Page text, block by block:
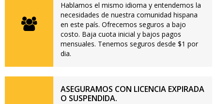
Hablamos el mismo idioma y entendemos la
necesidades de nuestra comunidad hispana
en este país. Ofrecemos seguros a bajo
costo. Baja cuota inicial y bajos pagos
mensuales. Tenemos seguros desde $1 por
dia.
ASEGURAMOS CON LICENCIA EXPIRADA
O SUSPENDIDA.